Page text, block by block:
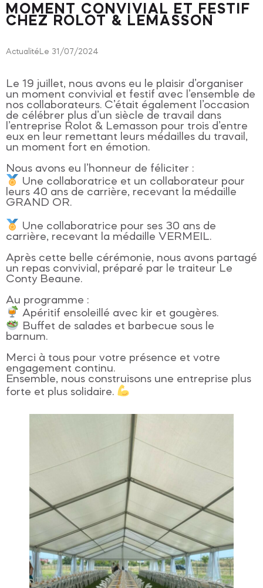
MOMENT CONVIVIAL ET FESTIF
CHEZ ROLOT & LEMASSON
Actualité Le 31/07/2024
Le 19 juillet, nous avons eu le plaisir d’organiser
un moment convivial et festif avec l’ensemble de
nos collaborateurs. C’était également l’occasion
de célébrer plus d’un siècle de travail dans
l’entreprise Rolot & Lemasson pour trois d’entre
eux en leur remettant leurs médailles du travail,
un moment fort en émotion.
Nous avons eu l’honneur de féliciter :
Une collaboratrice et un collaborateur pour
leurs 40 ans de carrière, recevant la médaille
GRAND OR.
Une collaboratrice pour ses 30 ans de
carrière, recevant la médaille VERMEIL.
Après cette belle cérémonie, nous avons partagé
un repas convivial, préparé par le traiteur Le
Conty Beaune.
Au programme :
Apéritif ensoleillé avec kir et gougères.
Buffet de salades et barbecue sous le
barnum.
Merci à tous pour votre présence et votre
engagement continu.
Ensemble, nous construisons une entreprise plus
forte et plus solidaire.